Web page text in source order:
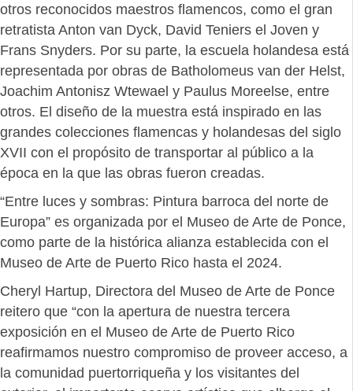
otros reconocidos maestros flamencos, como el gran
retratista Anton van Dyck, David Teniers el Joven y
Frans Snyders. Por su parte, la escuela holandesa está
representada por obras de Batholomeus van der Helst,
Joachim Antonisz Wtewael y Paulus Moreelse, entre
otros. El diseño de la muestra está inspirado en las
grandes colecciones flamencas y holandesas del siglo
XVII con el propósito de transportar al público a la
época en la que las obras fueron creadas.
“Entre luces y sombras: Pintura barroca del norte de
Europa” es organizada por el Museo de Arte de Ponce,
como parte de la histórica alianza establecida con el
Museo de Arte de Puerto Rico hasta el 2024.
Cheryl Hartup, Directora del Museo de Arte de Ponce
reitero que “con la apertura de nuestra tercera
exposición en el Museo de Arte de Puerto Rico
reafirmamos nuestro compromiso de proveer acceso, a
la comunidad puertorriqueña y los visitantes del